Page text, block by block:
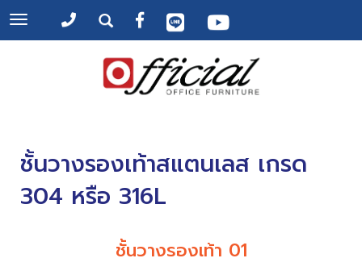
Toggle
navigation
ชั้นวางรองเท้าสแตนเลส เกรด
304 หรือ 316L
ชั้นวางรองเท้า 01